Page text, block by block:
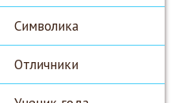
Символика
Отличники